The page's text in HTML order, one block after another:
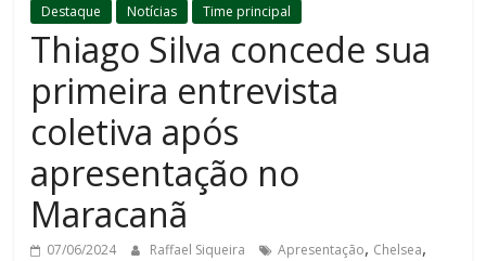
Destaque Notícias Time principal
Thiago Silva concede sua
primeira entrevista
coletiva após
apresentação no
Maracanã
07/06/2024 Raffael Siqueira Apresentação, Chelsea,